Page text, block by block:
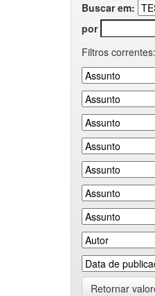
Buscar em:
por
Filtros correntes:
Retornar